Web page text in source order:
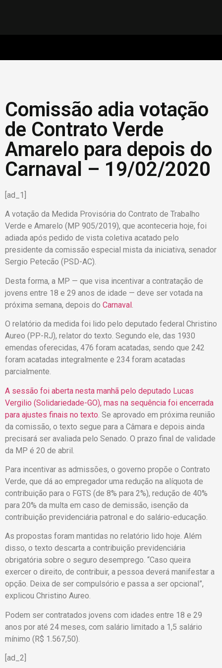
Comissão adia votação
de Contrato Verde
Amarelo para depois do
Carnaval – 19/02/2020
[ad_1]
A votação da Medida Provisória do Contrato de Trabalho
Verde e Amarelo (MP 905/2019), que aconteceria hoje, foi
adiada após pedido de vista coletiva acatado pelo
presidente da comissão especial mista da iniciativa, senador
Sergio Petecão (PSD-AC).
Desta forma, a MP — que visa incentivar a contratação de
jovens entre 18 e 29 anos de idade — deve ser votada na
próxima semana, depois do Carnaval
O relatório da medida foi lido pelo deputado federal Christino
Aureo (PP-RJ), relator do texto. Segundo ele, das 1930
emendas oferecidas, 476 foram acatadas, sendo que 242
foram acatadas integralmente e 234 foram acatadas
parcialmente.
A sessão foi aberta nesta manhã pelo deputado Lucas
Vergilio (Solidariedade-GO), mas na sequência foi encerrada
para ajustes finais no texto . Se aprovado em próxima reunião
da comissão, o texto segue para a Câmara e depois ainda
precisará ser avaliada pelo Senado. O prazo final de validade
da MP é 20 de abril.
Para incentivar as admissões, o governo propõe o Contrato
Verde, que dá ao empregador uma redução na alíquota de
contribuição para o FGTS (de 8% para 2%), redução de 40%
para 20% da multa em caso de demissão, isenção da
contribuição previdenciária patronal e do salário-educação.
As propostas foram mantidas no relatório lido hoje. Além
disso, o texto descarta a contribuição previdenciária
obrigatória sobre o seguro desemprego. “Caso queira
exercer o direito, de contribuir, a pessoa deverá manifestar a
opção. Deixa de ser compulsório e passa a ser opcional”,
explicou Christino Aureo.
Podem ser contratados jovens com idades entre 18 e 29
anos por até 24 meses, com salário limitado a 1,5 salário
mínimo (R$ 1.567,50).
[ad_2]